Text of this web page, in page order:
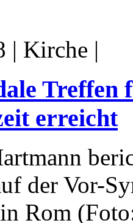
| Kirche |
Treffen
erreicht